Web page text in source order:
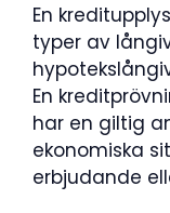
En
typer av
En
har en giltig
ekonomiska
erbjudande